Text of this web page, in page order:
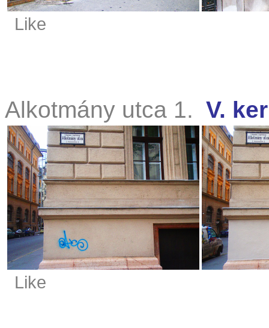
Like
Alkotmány utca 1. V. ker
Like